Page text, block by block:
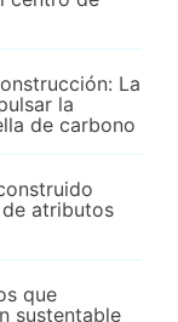
La
la
de carbono
atributos
que
sustentable